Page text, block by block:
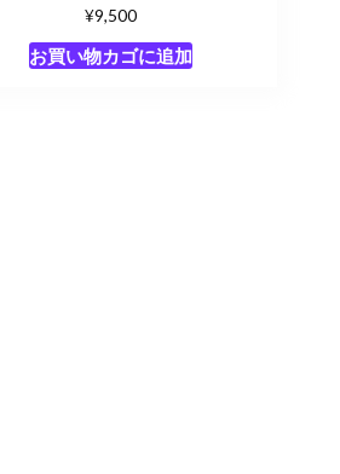
¥9,500
お買い物カゴに追加